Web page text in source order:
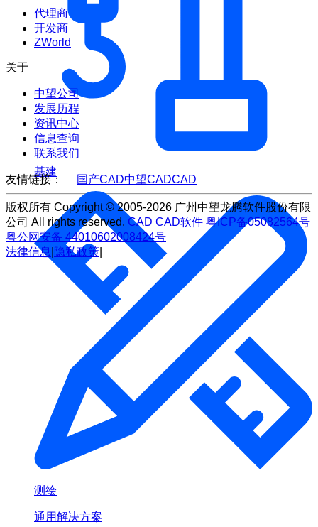
基建
测绘
通用解决方案
代理商
开发商
ZWorld
关于
中望公司
发展历程
资讯中心
信息查询
联系我们
友情链接： 国产CAD中望CADCAD
版权所有 Copyright © 2005-2026 广州中望龙腾软件股份有限
公司 All rights reserved. CAD CAD软件 粤ICP备05082564号
粤公网安备 44010602008424号
法律信息 隐私政策